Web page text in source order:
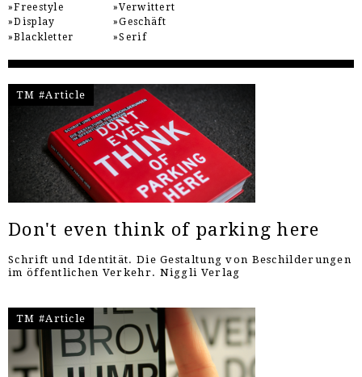
Freestyle
Display
Blackletter
Verwittert
Geschäft
Serif
TM #Article
Don't even think of parking here
Schrift und Identität. Die Gestaltung von Beschilderungen
im öffentlichen Verkehr. Niggli Verlag
TM #Article